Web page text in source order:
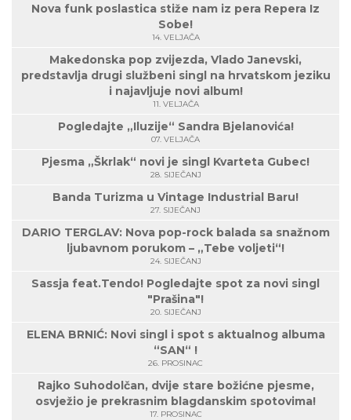
Nova funk poslastica stiže nam iz pera Repera Iz
Sobe!
14. VELJAČA
Makedonska pop zvijezda, Vlado Janevski,
predstavlja drugi službeni singl na hrvatskom jeziku
i najavljuje novi album!
11. VELJAČA
Pogledajte „Iluzije“ Sandra Bjelanovića!
07. VELJAČA
Pjesma „Škrlak“ novi je singl Kvarteta Gubec!
28. SIJEČANJ
Banda Turizma u Vintage Industrial Baru!
27. SIJEČANJ
DARIO TERGLAV: Nova pop-rock balada sa snažnom
ljubavnom porukom – „Tebe voljeti“!
24. SIJEČANJ
Sassja feat.Tendo! Pogledajte spot za novi singl
"Prašina"!
20. SIJEČANJ
ELENA BRNIĆ: Novi singl i spot s aktualnog albuma
“SAN“ !
26. PROSINAC
Rajko Suhodolčan, dvije stare božićne pjesme,
osvježio je prekrasnim blagdanskim spotovima!
17. PROSINAC